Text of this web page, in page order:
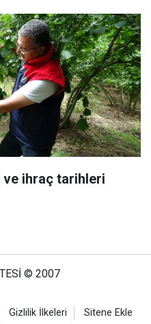
ve ihraç tarihleri
© 2007
Gizlilik İlkeleri Sitene Ekle